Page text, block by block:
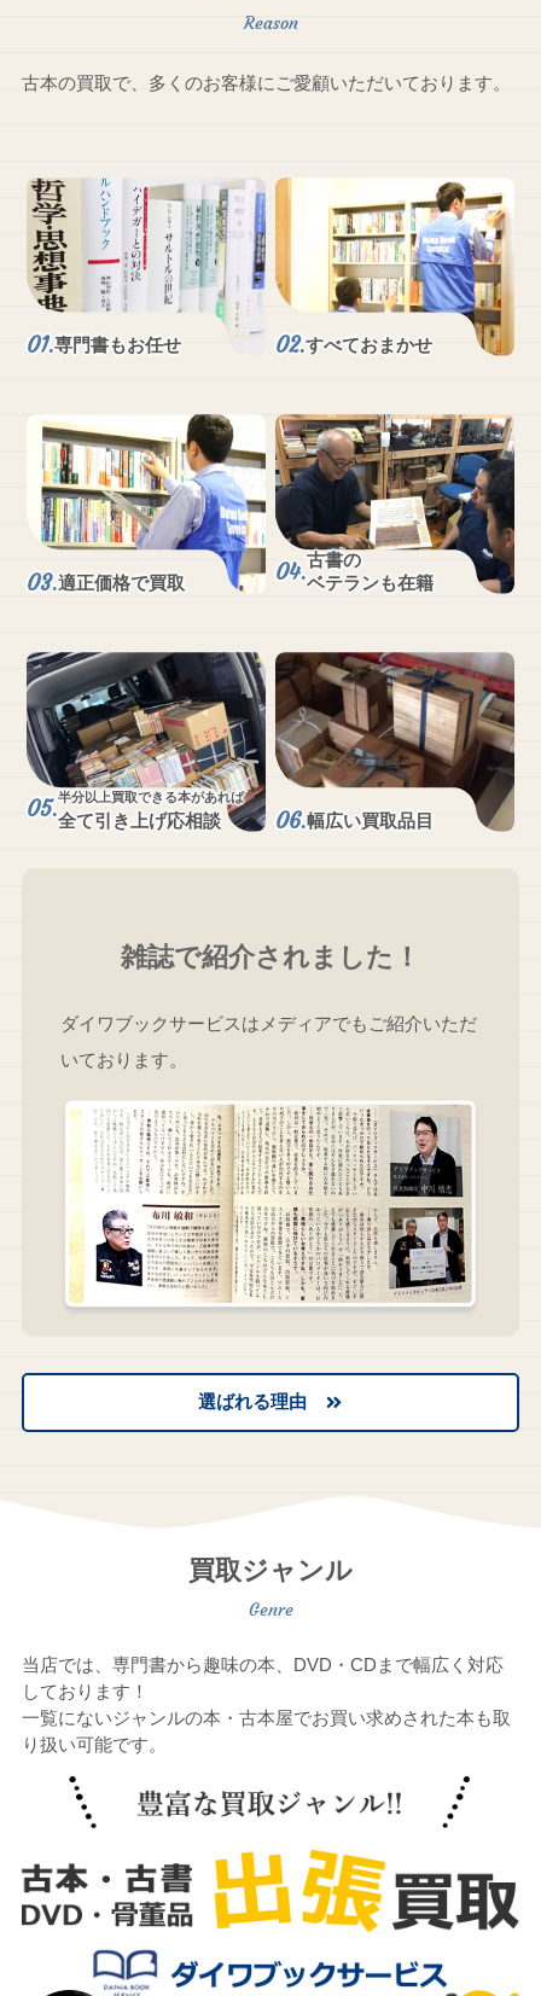
古本の買取で、多くのお客様にご愛顧いただいております。
専門書もお任せ すべておまかせ
適正価格で買取
古書の
ベテランも在籍
半分以上買取できる本があれば
全て引き上げ応相談 幅広い買取品目
雑誌で紹介されました！
ダイワブックサービスはメディアでもご紹介いただ
いております。
選ばれる理由
買取ジャンル
当店では、専門書から趣味の本、DVD・CDまで幅広く対応
しております！
一覧にないジャンルの本・古本屋でお買い求めされた本も取
り扱い可能です。